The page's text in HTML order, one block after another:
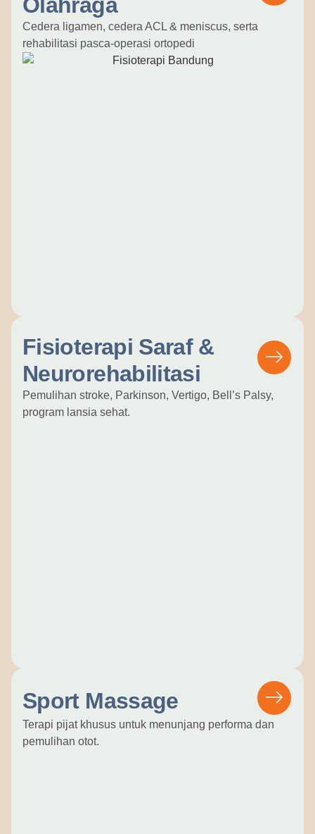
Olahraga
Cedera ligamen, cedera ACL & meniscus, serta
rehabilitasi pasca-operasi ortopedi
Fisioterapi Saraf &
Neurorehabilitasi
Pemulihan stroke, Parkinson, Vertigo, Bell’s Palsy,
program lansia sehat.
Sport Massage
Terapi pijat khusus untuk menunjang performa dan
pemulihan otot.